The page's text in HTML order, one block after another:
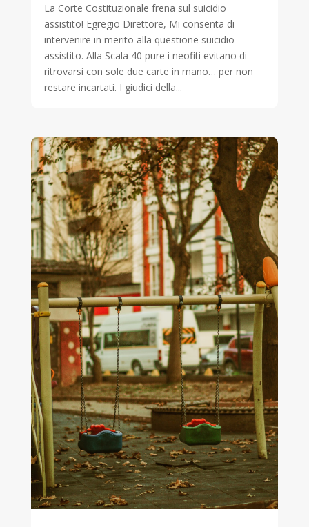
La Corte Costituzionale frena sul suicidio
assistito! Egregio Direttore, Mi consenta di
intervenire in merito alla questione suicidio
assistito. Alla Scala 40 pure i neofiti evitano di
ritrovarsi con sole due carte in mano… per non
restare incartati. I giudici della...